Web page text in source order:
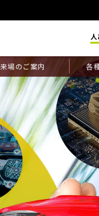
来場のご案内 各